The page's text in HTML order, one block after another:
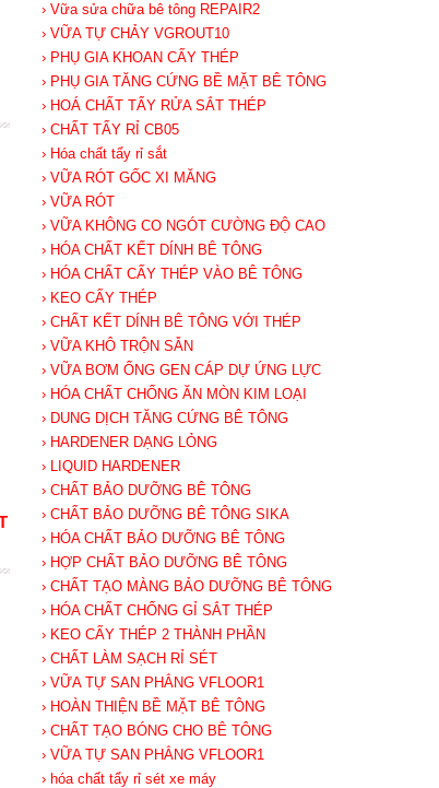
› Vữa sửa chữa bê tông REPAIR2
› VỮA TỰ CHẢY VGROUT10
› PHỤ GIA KHOAN CẤY THÉP
› PHỤ GIA TĂNG CỨNG BỀ MẶT BÊ TÔNG
› HOÁ CHẤT TẨY RỬA SẮT THÉP
› CHẤT TẨY RỈ CB05
› Hóa chất tẩy rỉ sắt
› VỮA RÓT GỐC XI MĂNG
› VỮA RÓT
› VỮA KHÔNG CO NGÓT CƯỜNG ĐỘ CAO
› HÓA CHẤT KẾT DÍNH BÊ TÔNG
› HÓA CHẤT CẤY THÉP VÀO BÊ TÔNG
› KEO CẤY THÉP
› CHẤT KẾT DÍNH BÊ TÔNG VỚI THÉP
› VỮA KHÔ TRỘN SẴN
› VỮA BƠM ỐNG GEN CÁP DỰ ỨNG LỰC
› HÓA CHẤT CHỐNG ĂN MÒN KIM LOẠI
› DUNG DỊCH TĂNG CỨNG BÊ TÔNG
› HARDENER DẠNG LỎNG
› LIQUID HARDENER
› CHẤT BẢO DƯỠNG BÊ TÔNG
› CHẤT BẢO DƯỠNG BÊ TÔNG SIKA
› HÓA CHẤT BẢO DƯỠNG BÊ TÔNG
› HỢP CHẤT BẢO DƯỠNG BÊ TÔNG
› CHẤT TẠO MÀNG BẢO DƯỠNG BÊ TÔNG
› HÓA CHẤT CHỐNG GỈ SẮT THÉP
› KEO CẤY THÉP 2 THÀNH PHẦN
› CHẤT LÀM SẠCH RỈ SÉT
› VỮA TỰ SAN PHẲNG VFLOOR1
› HOÀN THIỆN BỀ MẶT BÊ TÔNG
› CHẤT TẠO BÓNG CHO BÊ TÔNG
› VỮA TỰ SAN PHẲNG VFLOOR1
› hóa chất tẩy rỉ sét xe máy